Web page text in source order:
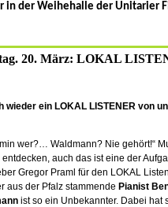
in der Weihehalle der Unitarier
20. März: LOKAL
wieder ein LOKAL LISTENER von
wer?… Waldmann? Nie gehört!“
entdecken, auch das ist eine der
Gregor Praml für den LOKAL
aus der Pfalz stammende Pianist
ist so ein Unbekannter. Dabei hat